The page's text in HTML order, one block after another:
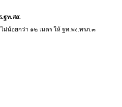
.ฐท.สส.
ม่น้อยกว่า ๑๒ เมตร ให้ ฐท.พง.ทรภ.๓